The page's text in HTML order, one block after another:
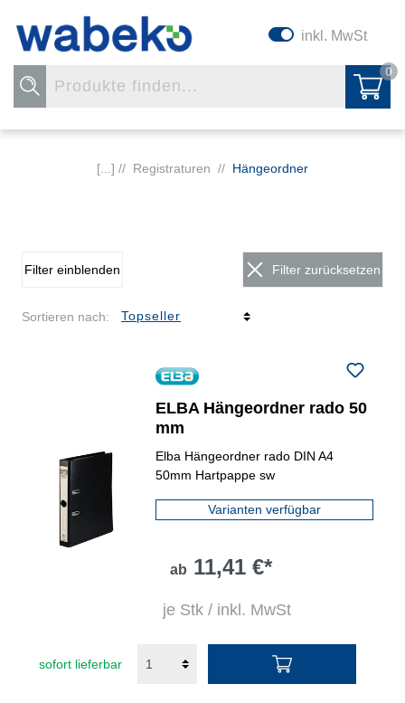
inkl. MwSt
0
[...] // Registraturen // Hängeordner
Filter einblenden Filter zurücksetzen
Sortieren nach:
ELBA Hängeordner rado 50
mm
Elba Hängeordner rado DIN A4
50mm Hartpappe sw
Varianten verfügbar
ab 11,41 €*
je Stk / inkl. MwSt
sofort lieferbar